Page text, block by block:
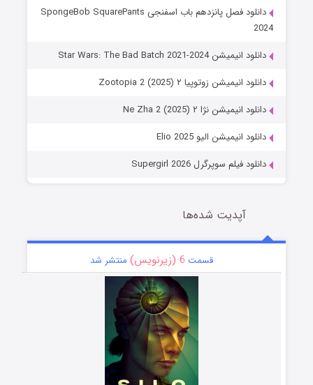
دانلود فصل پانزدهم باب اسفنجی SpongeBob SquarePants
2024
دانلود انیمیشن Star Wars: The Bad Batch 2021-2024
دانلود انیمیشن زوتوپیا ۲ Zootopia 2 (2025)
دانلود انیمیشن نژا ۲ Ne Zha 2 (2025)
دانلود انیمیشن الیو Elio 2025
دانلود فیلم سوپرگرل Supergirl 2026
آپدیت شده‌ها
قسمت 6 (زیرنویس) منتشر شد